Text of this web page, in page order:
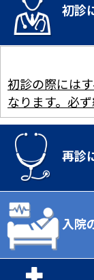
初診
初診の際には
なります。必
再診
入院